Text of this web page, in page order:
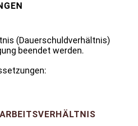
(Dauerschuldverhältnis)
beendet werden.